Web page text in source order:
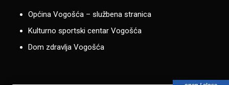
Općina Vogošća – službena stranica
Kulturno sportski centar Vogošća
Dom zdravlja Vogošća